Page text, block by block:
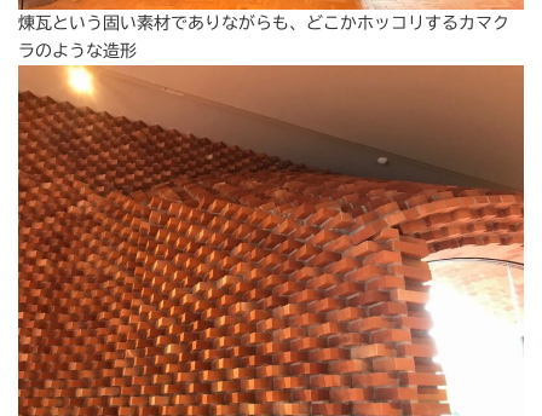
煉瓦という固い素材でありながらも、どこかホッコリするカマク
ラのような造形